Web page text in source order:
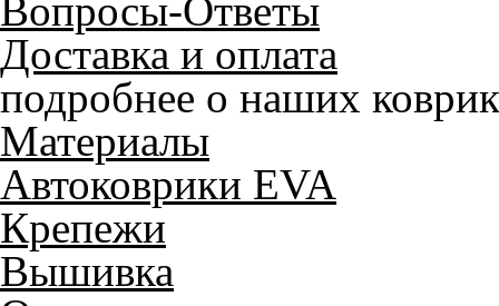
Вопросы-Ответы
Доставка и оплата
подробнее о наших
Материалы
Автоковрики EVA
Крепежи
Вышивка